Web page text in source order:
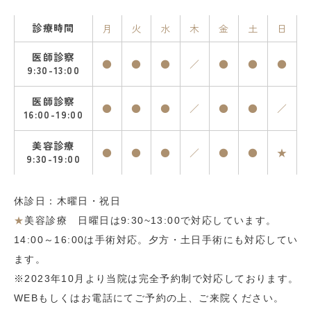
診療時間 月 火 水 木 金 土 日
医師診察
9:30-13:00
● ● ● ／ ● ● ●
医師診察
16:00-19:00
● ● ● ／ ● ● ／
美容診療
9:30-19:00
● ● ● ／ ● ● ★
休診日：木曜日・祝日
★美容診療 日曜日は9:30~13:00で対応しています。
14:00～16:00は手術対応。夕方・土日手術にも対応してい
ます。
※2023年10月より当院は完全予約制で対応しております。
WEBもしくはお電話にてご予約の上、ご来院ください。